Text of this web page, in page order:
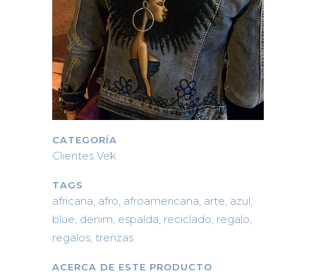
CATEGORÍA
Clientes Vek
TAGS
africana, afro, afroamericana, arte, azul,
blue, denim, espalda, reciclado, regalo,
regalos, trenzas
ACERCA DE ESTE PRODUCTO